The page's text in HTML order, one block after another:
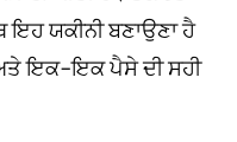
ਇਹ ਯਕੀਨੀ ਬਣਾਉਣਾ ਹੈ
ਅਤੇ ਇਕ-ਇਕ ਪੈਸੇ ਦੀ ਸਹੀ